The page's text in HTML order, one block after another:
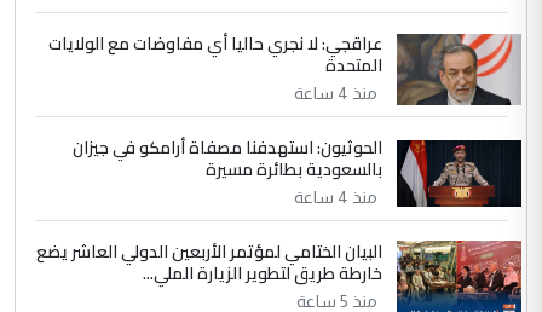
عراقجي: لا نجري حاليا أي مفاوضات مع الولايات
المتحدة
منذ 4 ساعة
الحوثيون: استهدفنا مصفاة أرامكو في جيزان
بالسعودية بطائرة مسيرة
منذ 4 ساعة
البيان الختامي لمؤتمر الأربعين الدولي العاشر يضع
خارطة طريق لتطوير الزيارة الملي...
منذ 5 ساعة